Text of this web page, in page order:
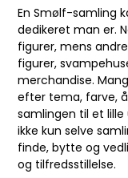
En Smølf-samling
dedikeret man er.
figurer, mens
figurer,
merchandise.
efter tema, farve,
samlingen til et lille
ikke kun selve
finde, bytte og
og tilfredsstillelse.